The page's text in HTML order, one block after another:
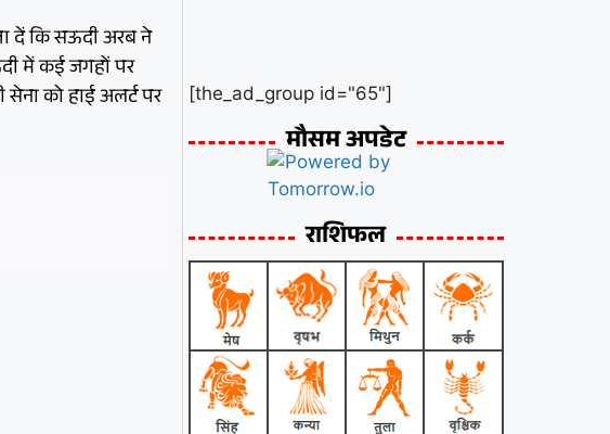
दें कि सऊदी अरब ने
में कई जगहों पर
को हाई अलर्ट पर
[the_ad_group id="65"]
मौसम अपडेट
राशिफल